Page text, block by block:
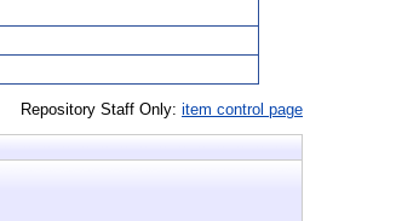
Repository Staff Only: item control page